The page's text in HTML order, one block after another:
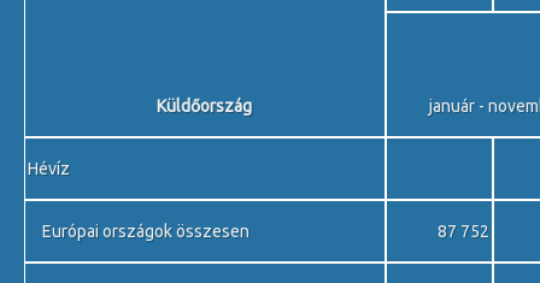
Küldőország január -
Hévíz
Európai országok összesen 87 752